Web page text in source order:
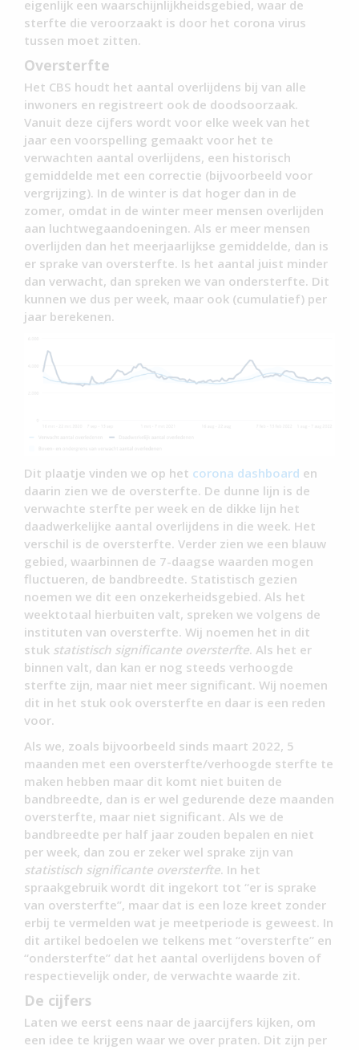
eigenlijk een waarschijnlijkheidsgebied, waar de
sterfte die veroorzaakt is door het corona virus
tussen moet zitten.
Oversterfte
Het CBS houdt het aantal overlijdens bij van alle
inwoners en registreert ook de doodsoorzaak.
Vanuit deze cijfers wordt voor elke week van het
jaar een voorspelling gemaakt voor het te
verwachten aantal overlijdens, een historisch
gemiddelde met een correctie (bijvoorbeeld voor
vergrijzing). In de winter is dat hoger dan in de
zomer, omdat in de winter meer mensen overlijden
aan luchtwegaandoeningen. Als er meer mensen
overlijden dan het meerjaarlijkse gemiddelde, dan is
er sprake van oversterfte. Is het aantal juist minder
dan verwacht, dan spreken we van ondersterfte. Dit
kunnen we dus per week, maar ook (cumulatief) per
jaar berekenen.
Dit plaatje vinden we op het corona dashboard en
daarin zien we de oversterfte. De dunne lijn is de
verwachte sterfte per week en de dikke lijn het
daadwerkelijke aantal overlijdens in die week. Het
verschil is de oversterfte. Verder zien we een blauw
gebied, waarbinnen de 7-daagse waarden mogen
fluctueren, de bandbreedte. Statistisch gezien
noemen we dit een onzekerheidsgebied. Als het
weektotaal hierbuiten valt, spreken we volgens de
instituten van oversterfte. Wij noemen het in dit
stuk statistisch significante oversterfte. Als het er
binnen valt, dan kan er nog steeds verhoogde
sterfte zijn, maar niet meer significant. Wij noemen
dit in het stuk ook oversterfte en daar is een reden
voor.
Als we, zoals bijvoorbeeld sinds maart 2022, 5
maanden met een oversterfte/verhoogde sterfte te
maken hebben maar dit komt niet buiten de
bandbreedte, dan is er wel gedurende deze maanden
oversterfte, maar niet significant. Als we de
bandbreedte per half jaar zouden bepalen en niet
per week, dan zou er zeker wel sprake zijn van
statistisch significante oversterfte. In het
spraakgebruik wordt dit ingekort tot “er is sprake
van oversterfte”, maar dat is een loze kreet zonder
erbij te vermelden wat je meetperiode is geweest. In
dit artikel bedoelen we telkens met “oversterfte” en
“ondersterfte” dat het aantal overlijdens boven of
respectievelijk onder, de verwachte waarde zit.
De cijfers
Laten we eerst eens naar de jaarcijfers kijken, om
een idee te krijgen waar we over praten. Dit zijn per